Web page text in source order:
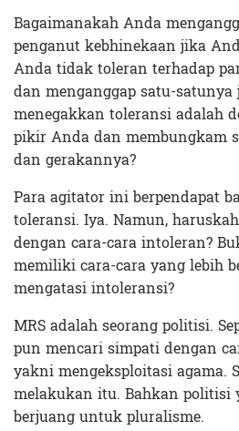
Bagaimanakah Anda
penganut kebhinekaan jika
Anda tidak toleran terhadap
dan menganggap satu-
menegakkan toleransi adalah
pikir Anda dan membungkam
dan gerakannya?
Para agitator ini berpendapat
toleransi. Iya. Namun,
dengan cara-cara intoleran?
memiliki cara-cara yang lebih
mengatasi intoleransi?
MRS adalah seorang politisi.
pun mencari simpati dengan
yakni mengeksploitasi agama.
melakukan itu. Bahkan politisi
berjuang untuk pluralisme.